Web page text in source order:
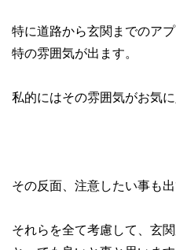
特に道路から玄関までのア
特の雰囲気が出ます。
私的にはその雰囲気がお気
その反面、注意したい事も出
それらを全て考慮して、玄